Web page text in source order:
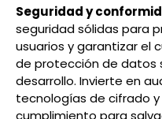
Seguridad y
seguridad sólidas para
usuarios y garantizar el
de protección de datos
desarrollo. Invierte en
tecnologías de cifrado
cumplimiento para